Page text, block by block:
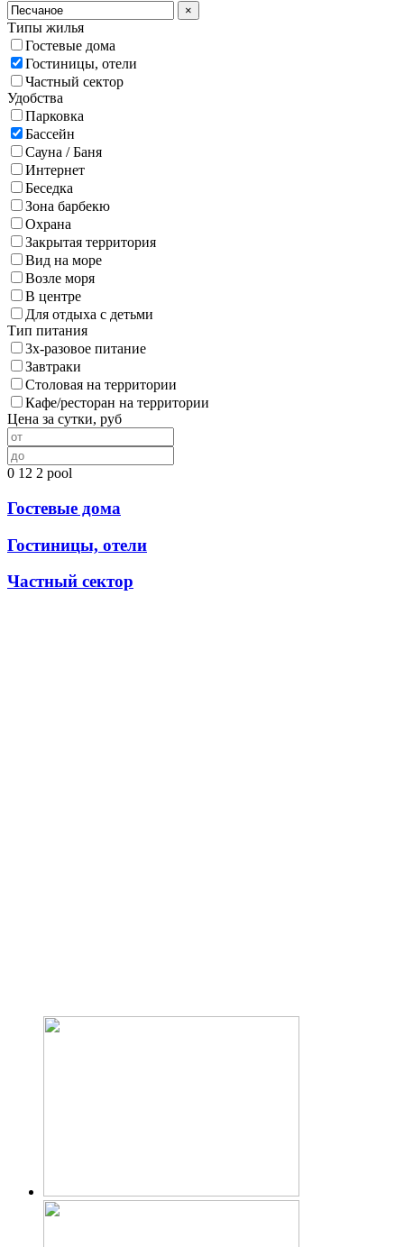
×
Типы жилья
Гостевые дома
Гостиницы, отели
Частный сектор
Удобства
Парковка
Бассейн
Сауна / Баня
Интернет
Беседка
Зона барбекю
Охрана
Закрытая территория
Вид на море
Возле моря
В центре
Для отдыха с детьми
Тип питания
3х-разовое питание
Завтраки
Столовая на территории
Кафе/ресторан на территории
Цена за сутки, руб
0 12 2 pool
Гостевые дома
Гостиницы, отели
Частный сектор